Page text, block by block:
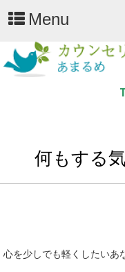
Menu
何もする
心を少しでも軽くしたいあ